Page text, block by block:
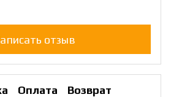
отзыв
Оплата Возврат